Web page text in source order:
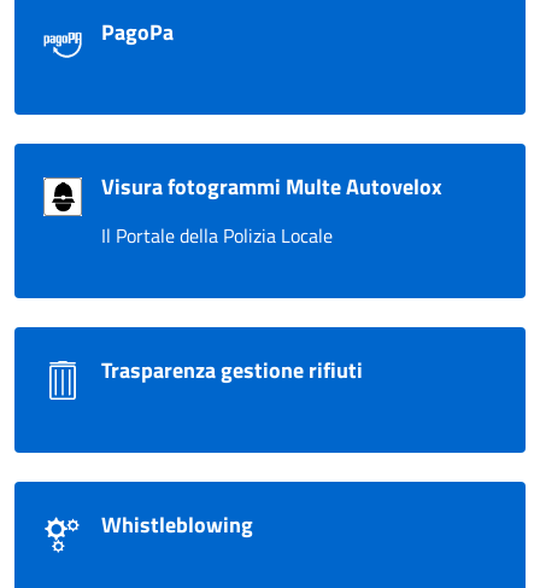
PagoPa
Visura fotogrammi Multe Autovelox
Il Portale della Polizia Locale
Trasparenza gestione rifiuti
Whistleblowing